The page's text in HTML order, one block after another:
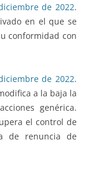
de 2022.
en el que se
conformidad con
de 2022.
a la baja la
genérica.
el control de
de renuncia de